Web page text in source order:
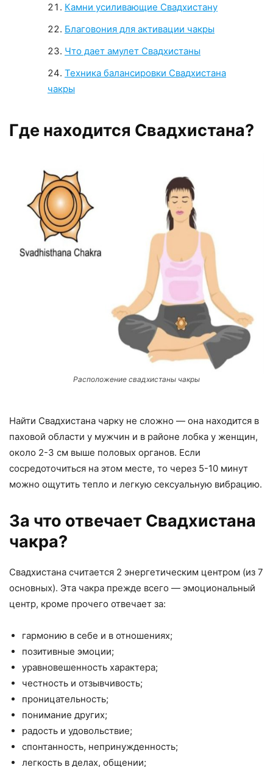
Камни усиливающие Свадхистану
Благовония для активации чакры
Что дает амулет Свадхистаны
Техника балансировки Свадхистана
чакры
Где находится Свадхистана?
Расположение свадхистаны чакры
Найти Свадхистана чарку не сложно — она находится в
паховой области у мужчин и в районе лобка у женщин,
около 2-3 см выше половых органов. Если
сосредоточиться на этом месте, то через 5-10 минут
можно ощутить тепло и легкую сексуальную вибрацию.
За что отвечает Свадхистана
чакра?
Свадхистана считается 2 энергетическим центром (из 7
основных). Эта чакра прежде всего — эмоциональный
центр, кроме прочего отвечает за:
гармонию в себе и в отношениях;
позитивные эмоции;
уравновешенность характера;
честность и отзывчивость;
проницательность;
понимание других;
радость и удовольствие;
спонтанность, непринужденность;
легкость в делах, общении;